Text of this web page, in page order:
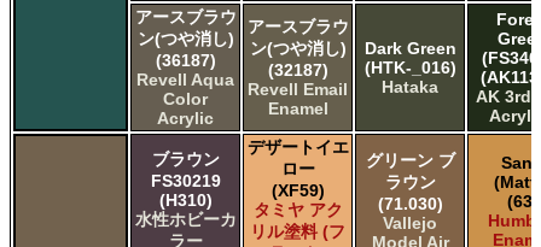
アースブラウ
ン(つや消し)
(36187)
Revell Aqua
Color
Acrylic
アースブラウ
ン(つや消し)
(32187)
Revell Email
Enamel
Dark Green
(HTK-_016)
Hataka
AK 3rd
ブラウン
FS30219
(H310)
水性ホビーカ
ラー
デザートイエ
ロー
(XF59)
タミヤ アク
リル塗料 (フ
グリーン ブ
ラウン
(71.030)
Vallejo
Model Air
(63)